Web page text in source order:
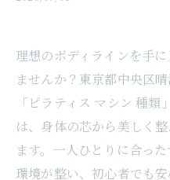
理想のボディラインを手
ませんか？東京都中央区
「ピラティス マシン 種
は、身体の芯から美しく
ます。一人ひとりに合っ
環境が整い、初心者でも